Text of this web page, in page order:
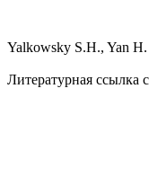
Yalkowsky S.H., Yan
Литературная ссылка